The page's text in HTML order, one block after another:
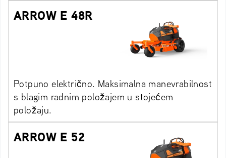
ARROW E 48R
Potpuno električno. Maksimalna manevrabilnost
s blagim radnim položajem u stojećem
položaju.
ARROW E 52